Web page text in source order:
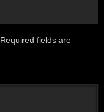
Required fields are